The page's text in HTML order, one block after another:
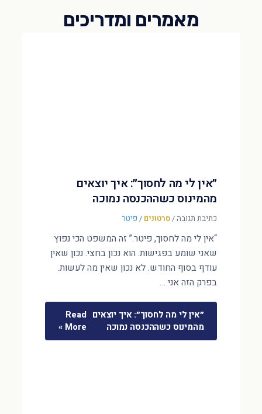
״אין לי מה לחסוך״: איך יוצאים
מהמינוס כשההכנסה נמוכה
כתיבת תגובה/סרטונים / פיטר
“אין לי מה לחסוך, פיטר.” זה המשפט הכי נפוץ
שאני שומע בפגישות. הוא נכון בחצי. נכון שאין
עודף בסוף החודש. לא נכון שאין מה לעשות.
בפרק הזה אני …
״אין לי מה לחסוך״: איך יוצאים
מהמינוס כשההכנסה נמוכה
Read
More »